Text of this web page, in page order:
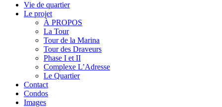
Vie de quartier
Le projet
À PROPOS
La Tour
Tour de la Marina
Tour des Draveurs
Phase I et II
Complexe L’Adresse
Le Quartier
Contact
Condos
Images